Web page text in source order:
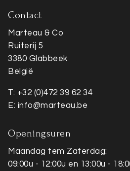
Contact
Marteau & Co
Ruiterij 5
3380 Glabbeek
België
T: +32 (0)472 39 62 34
E: info@marteau.be
Openingsuren
Maandag tem Zaterdag:
09:00u - 12:00u en 13:00u -